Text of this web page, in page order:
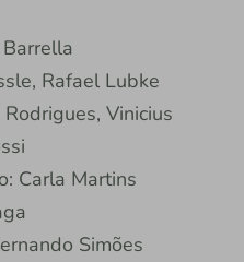
Rafael Lubke
Vinicius
Carla Martins
Simões